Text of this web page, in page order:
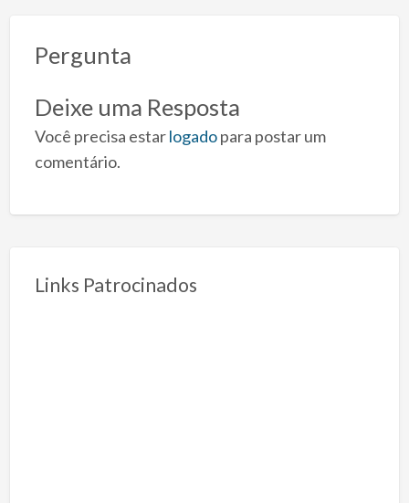
Pergunta
Deixe uma Resposta
Você precisa estarlogadopara postar um
comentário.
Links Patrocinados